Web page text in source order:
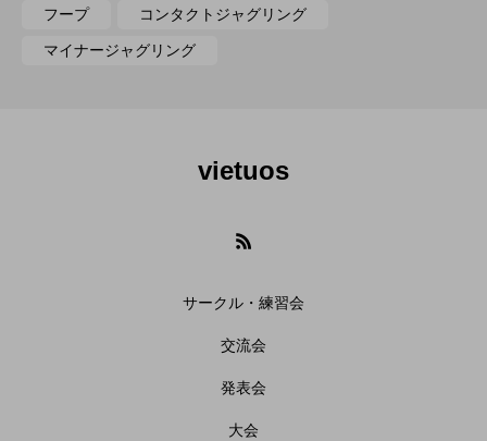
フープ コンタクトジャグリング
マイナージャグリング
vietuos
サークル・練習会
交流会
発表会
大会